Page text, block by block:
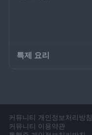
특제 요리
커뮤니티 개인정보처리방침
커뮤니티 이용약관